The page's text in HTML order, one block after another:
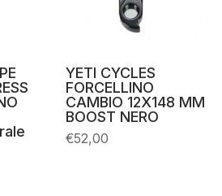
YETI CYCLES
FORCELLINO
CAMBIO 12X148 MM
BOOST NERO
€52,00